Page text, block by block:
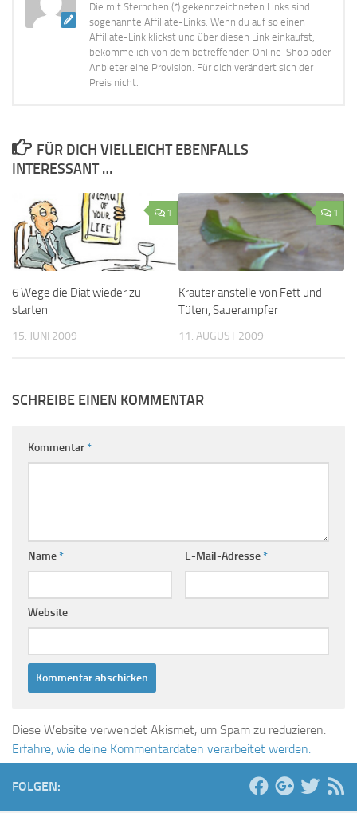
Die mit Sternchen (*) gekennzeichneten Links sind
sogenannte Affiliate-Links. Wenn du auf so einen
Affiliate-Link klickst und über diesen Link einkaufst,
bekomme ich von dem betreffenden Online-Shop oder
Anbieter eine Provision. Für dich verändert sich der
Preis nicht.
FÜR DICH VIELLEICHT EBENFALLS
INTERESSANT …
1
6 Wege die Diät wieder zu
starten
15. JUNI 2009
1
Kräuter anstelle von Fett und
Tüten, Sauerampfer
11. AUGUST 2009
SCHREIBE EINEN KOMMENTAR
Kommentar*
Name* E-Mail-Adresse*
Website
Diese Website verwendet Akismet, um Spam zu reduzieren.
Erfahre, wie deine Kommentardaten verarbeitet werden.
FOLGEN: